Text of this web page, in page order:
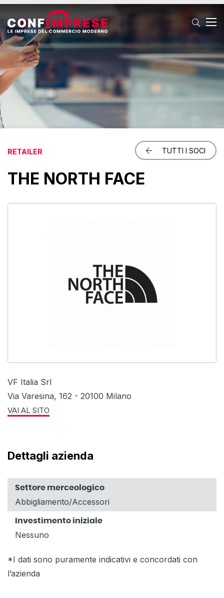
TUTTI I SOCI
RETAILER
THE NORTH FACE
VF Italia Srl
Via Varesina, 162 - 20100 Milano
VAI AL SITO
Dettagli azienda
Settore merceologico
Abbigliamento/Accessori
Investimento iniziale
Nessuno
*I dati sono puramente indicativi e concordati con
l’azienda